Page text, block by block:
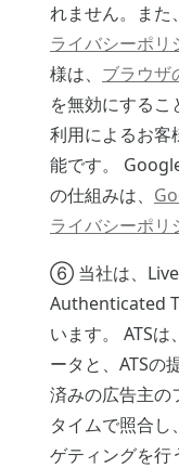
れません。ま
ライバシーポリ
様は、 ブラウザ
を無効にする
利用によるお客
能です。
の仕組みは、
ライバシーポリ
⑥ 当社は、
Authenticated
います。 ATS
ータと、ATSの
済みの広告主の
タイムで照合
ゲティングを行